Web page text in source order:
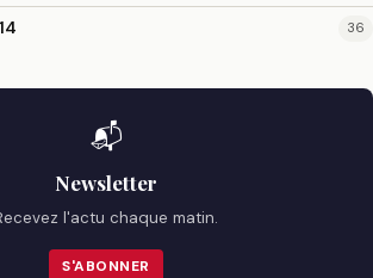
36
📬
Newsletter
l'actu chaque matin.
S'ABONNER